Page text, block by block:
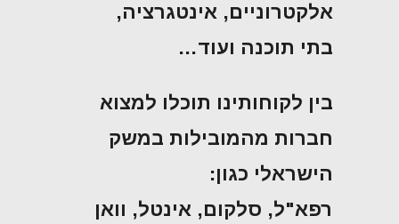
אלקטרוניים, אינטגרציה,
בתי תוכנה ועוד…
בין לקוחותינו תוכלו למצוא
חברות מהמובילות במשק
הישראלי כגון:
רפא"ל, סלקום, אינטל, וואן